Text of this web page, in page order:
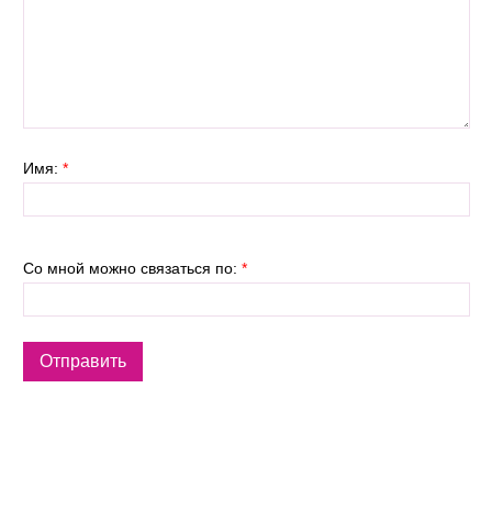
Имя: *
Со мной можно связаться по: *